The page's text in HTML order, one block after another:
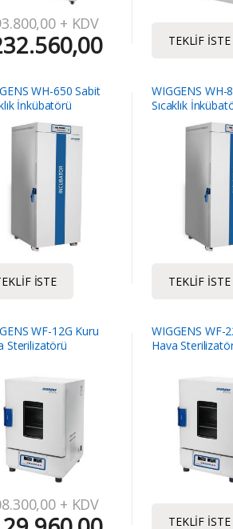
+ KDV
TEKLIF İSTE
WH-650 Sabit
İnkübatörü
İSTE
WIGGENS WH-
Sıcaklık
TEKLIF İSTE
WF-12G Kuru
Sterilizatörü
+ KDV
WIGGENS WF-
Hava
TEKLIF İSTE